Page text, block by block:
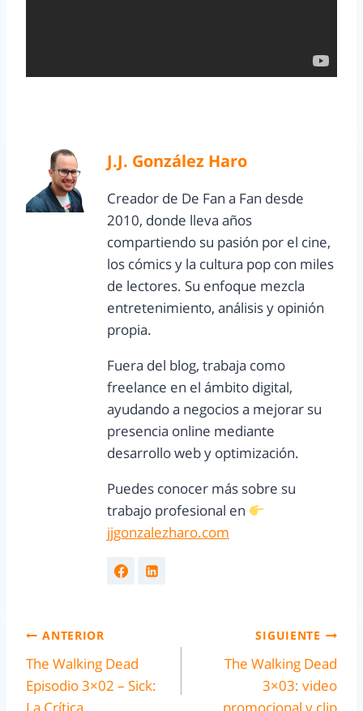
J.J. González Haro
Creador de De Fan a Fan desde
2010, donde lleva años
compartiendo su pasión por el cine,
los cómics y la cultura pop con miles
de lectores. Su enfoque mezcla
entretenimiento, análisis y opinión
propia.
Fuera del blog, trabaja como
freelance en el ámbito digital,
ayudando a negocios a mejorar su
presencia online mediante
desarrollo web y optimización.
Puedes conocer más sobre su
trabajo profesional en
jjgonzalezharo.com
ANTERIOR
The Walking Dead
Episodio 3×02 – Sick:
La Crítica
SIGUIENTE
The Walking Dead
3×03: video
promocional y clip